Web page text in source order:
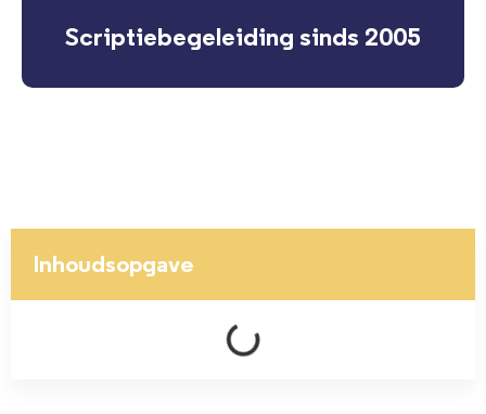
Scriptiebegeleiding sinds 2005
Inhoudsopgave